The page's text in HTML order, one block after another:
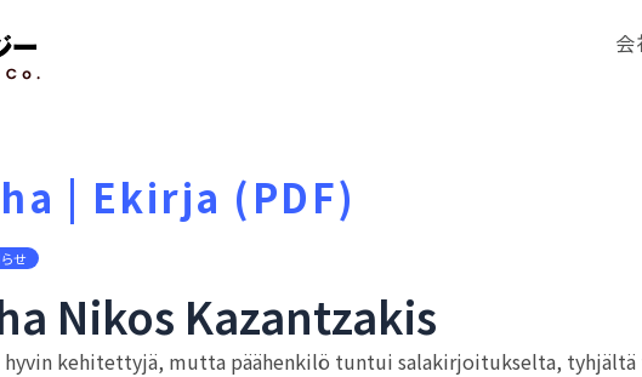
| Ekirja (PDF)
せ
Nikos Kazantzakis
kehitettyjä, mutta päähenkilö tuntui salakirjoitukselta,